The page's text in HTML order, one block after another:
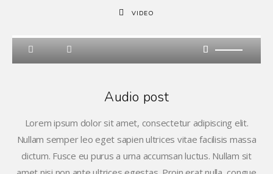
VIDEO
Audio post
Lorem ipsum dolor sit amet, consectetur adipiscing elit.
Nullam semper leo eget sapien ultrices vitae facilisis massa
dictum. Fusce eu purus a urna accumsan luctus. Nullam sit